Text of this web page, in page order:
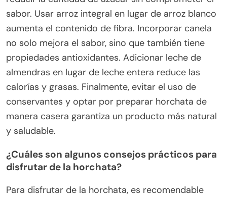
sabor. Usar arroz integral en lugar de arroz blanco
aumenta el contenido de fibra. Incorporar canela
no solo mejora el sabor, sino que también tiene
propiedades antioxidantes. Adicionar leche de
almendras en lugar de leche entera reduce las
calorías y grasas. Finalmente, evitar el uso de
conservantes y optar por preparar horchata de
manera casera garantiza un producto más natural
y saludable.
¿Cuáles son algunos consejos prácticos para
disfrutar de la horchata?
Para disfrutar de la horchata, es recomendable